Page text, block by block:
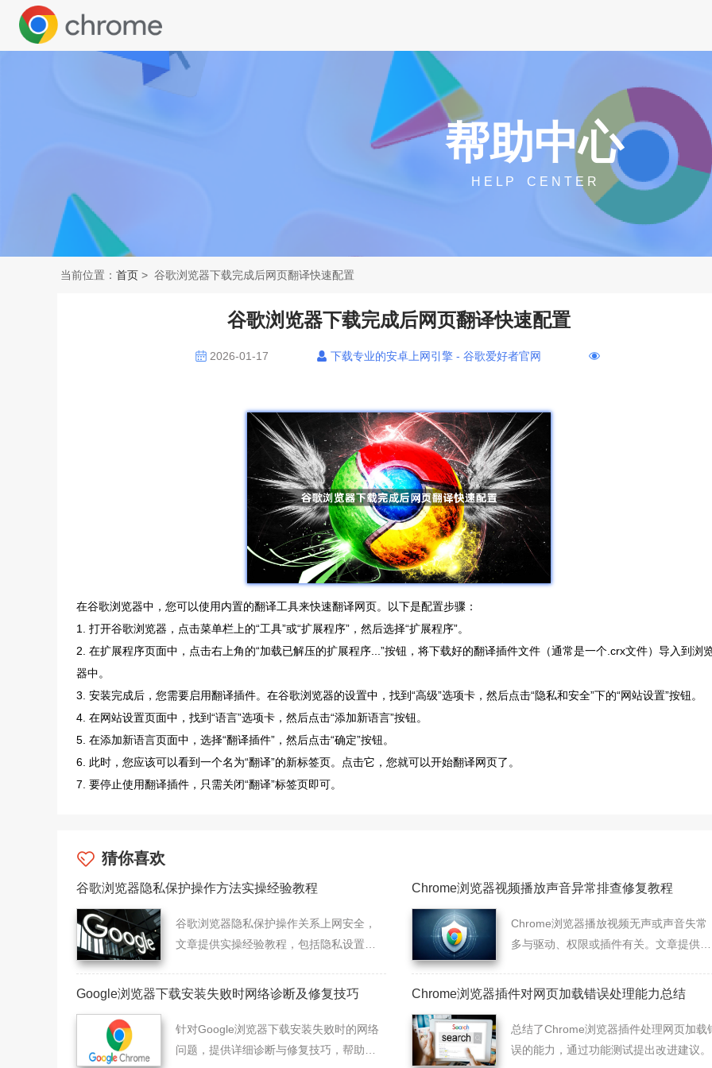
帮助中心
H E L P C E N T E R
当前位置： 首页 > 谷歌浏览器下载完成后网页翻译快速配置
谷歌浏览器下载完成后网页翻译快速配置
2026-01-17 下载专业的安卓上网引擎 - 谷歌爱好者官网
在谷歌浏览器中，您可以使用内置的翻译工具来快速翻译网页。以下是配置步骤：
1. 打开谷歌浏览器，点击菜单栏上的“工具”或“扩展程序”，然后选择“扩展程序”。
2. 在扩展程序页面中，点击右上角的“加载已解压的扩展程序...”按钮，将下载好的翻译插件文件（通常是一个.crx文件）导入到浏
器中。
3. 安装完成后，您需要启用翻译插件。在谷歌浏览器的设置中，找到“高级”选项卡，然后点击“隐私和安全”下的“网站设置”按钮。
4. 在网站设置页面中，找到“语言”选项卡，然后点击“添加新语言”按钮。
5. 在添加新语言页面中，选择“翻译插件”，然后点击“确定”按钮。
6. 此时，您应该可以看到一个名为“翻译”的新标签页。点击它，您就可以开始翻译网页了。
7. 要停止使用翻译插件，只需关闭“翻译”标签页即可。
猜你喜欢
谷歌浏览器隐私保护操作方法实操经验教程
谷歌浏览器隐私保护操作关系上网安全，
文章提供实操经验教程，包括隐私设置、
浏览网页。
Chrome浏览器视频播放声音异常排查修复教程
Chrome浏览器播放视频无声或声音失常
多与驱动、权限或插件有关。文章提供详
放。
Google浏览器下载安装失败时网络诊断及修复技巧
针对Google浏览器下载安装失败时的网络
问题，提供详细诊断与修复技巧，帮助用
Chrome浏览器插件对网页加载错误处理能力总结
总结了Chrome浏览器插件处理网页加载
误的能力，通过功能测试提出改进建议。